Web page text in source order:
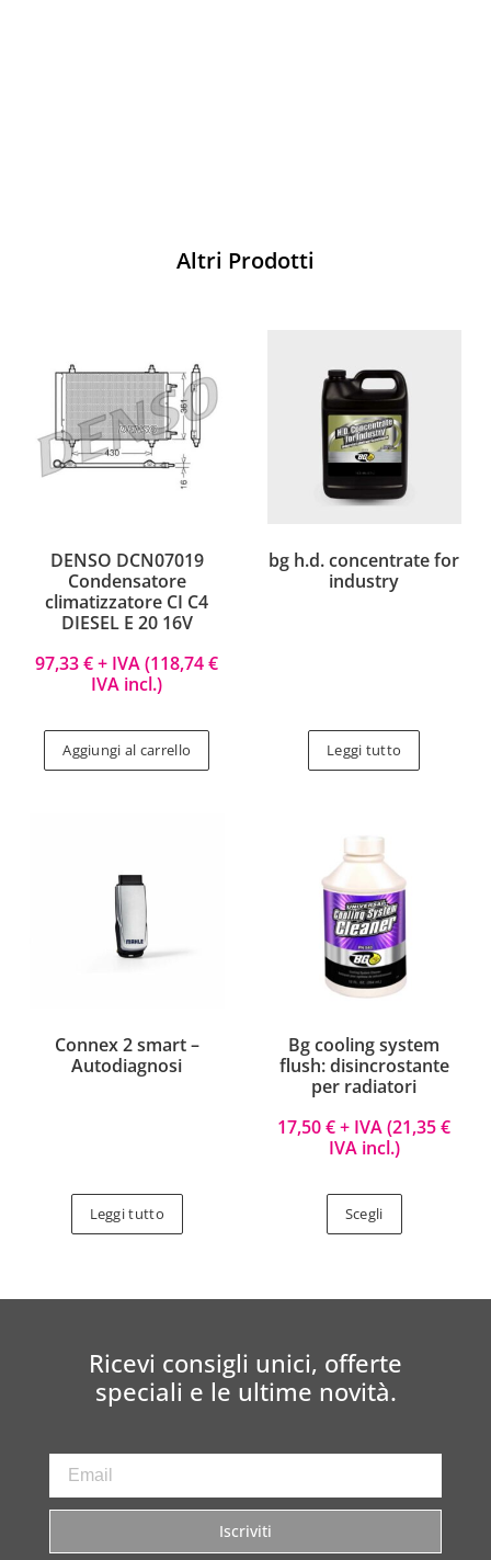
Altri Prodotti
DENSO DCN07019
Condensatore
climatizzatore CI C4
DIESEL E 20 16V
97,33€+ IVA (118,74€
IVA incl.)
Aggiungi al carrello
bg h.d. concentrate for
industry
Leggi tutto
Connex 2 smart –
Autodiagnosi
Leggi tutto
Bg cooling system
flush: disincrostante
per radiatori
17,50€+ IVA (21,35€
IVA incl.)
Scegli
Ricevi consigli unici, offerte
speciali e le ultime novità.
Iscriviti